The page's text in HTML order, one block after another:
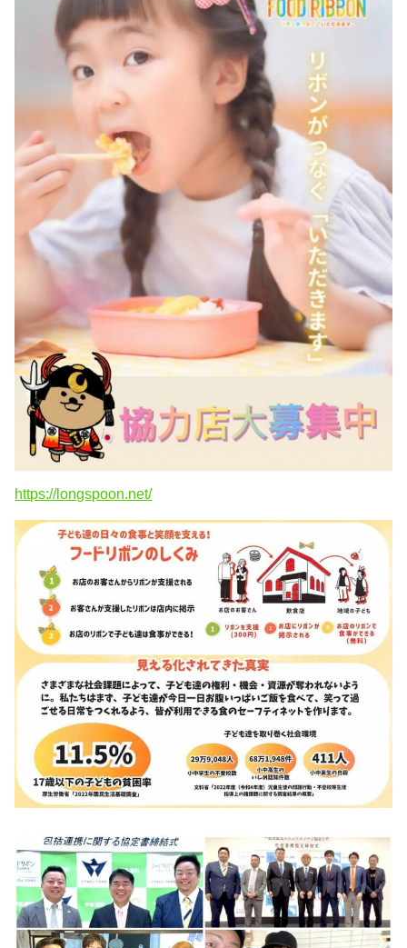
https://longspoon.net/